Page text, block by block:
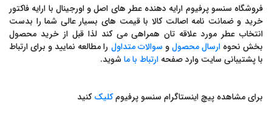
فروشگاه سنسو پرفیوم ارایه دهنده عطر های اصل و اورجینال با ارایه فاکتور
خرید و ضمانت نامه اصالت کالا با قیمت های بسیار عالی شما را بدست
انتخاب عطر مورد علاقه تان همراهی می کند لذا قبل از خرید محصول
بخش نحوهارسال محصولوسوالات متداول را مطالعه نمایید و برای ارتباط
با پشتیبانی سایت وارد صفحه ارتباط باماشوید.
برای مشاهده پیچ اینستاگرام سنسو پرفیومکلیککنید